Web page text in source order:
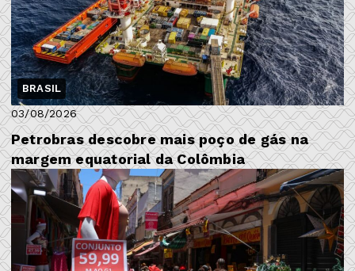
BRASIL
03/08/2026
Petrobras descobre mais poço de gás na
margem equatorial da Colômbia